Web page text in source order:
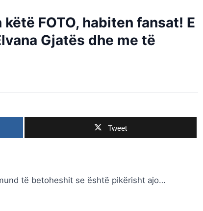
FOTO, habiten fansat! E
Gjatës dhe me të
Tweet
të betoheshit se është pikërisht ajo…